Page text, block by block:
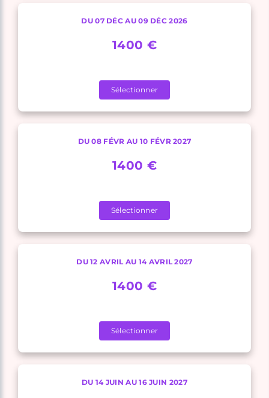
DU 07 DÉC AU 09 DÉC 2026
1400 €
Sélectionner
DU 08 FÉVR AU 10 FÉVR 2027
1400 €
Sélectionner
DU 12 AVRIL AU 14 AVRIL 2027
1400 €
Sélectionner
DU 14 JUIN AU 16 JUIN 2027